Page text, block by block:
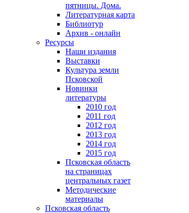
пятницы. Дома.
Литературная карта
Библиотур
Архив - онлайн
Ресурсы
Наши издания
Выставки
Культура земли
Псковской
Новинки
литературы
2010 год
2011 год
2012 год
2013 год
2014 год
2015 год
Псковская область
на страницах
центральных газет
Методические
материалы
Псковская область